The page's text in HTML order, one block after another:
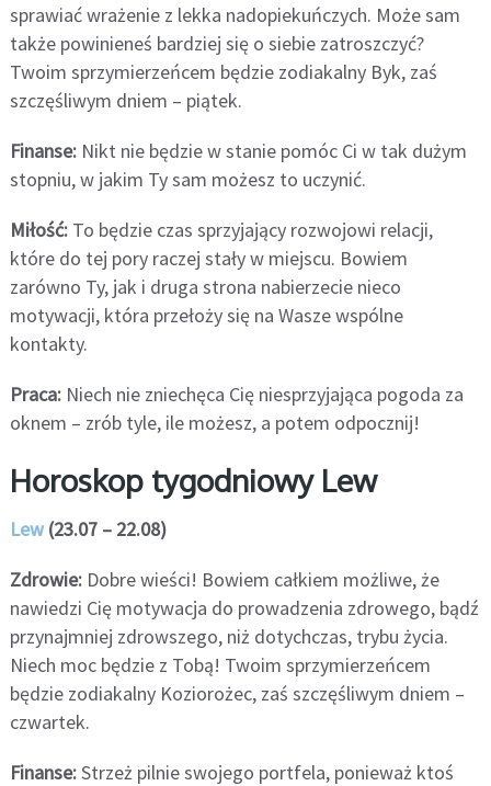
sprawiać wrażenie z lekka nadopiekuńczych. Może sam
także powinieneś bardziej się o siebie zatroszczyć?
Twoim sprzymierzeńcem będzie zodiakalny Byk, zaś
szczęśliwym dniem – piątek.
Finanse:Nikt nie będzie w stanie pomóc Ci w tak dużym
stopniu, w jakim Ty sam możesz to uczynić.
Miłość:To będzie czas sprzyjający rozwojowi relacji,
które do tej pory raczej stały w miejscu. Bowiem
zarówno Ty, jak i druga strona nabierzecie nieco
motywacji, która przełoży się na Wasze wspólne
kontakty.
Praca:Niech nie zniechęca Cię niesprzyjająca pogoda za
oknem – zrób tyle, ile możesz, a potem odpocznij!
Horoskop tygodniowy Lew
Lew(23.07 – 22.08)
Zdrowie:Dobre wieści! Bowiem całkiem możliwe, że
nawiedzi Cię motywacja do prowadzenia zdrowego, bądź
przynajmniej zdrowszego, niż dotychczas, trybu życia.
Niech moc będzie z Tobą! Twoim sprzymierzeńcem
będzie zodiakalny Koziorożec, zaś szczęśliwym dniem –
czwartek.
Finanse:Strzeż pilnie swojego portfela, ponieważ ktoś